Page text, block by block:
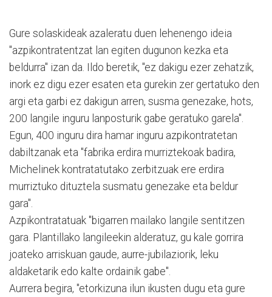
Gure solaskideak azaleratu duen lehenengo ideia
"azpikontratentzat lan egiten dugunon kezka eta
beldurra" izan da. Ildo beretik, "ez dakigu ezer zehatzik,
inork ez digu ezer esaten eta gurekin zer gertatuko den
argi eta garbi ez dakigun arren, susma genezake, hots,
200 langile inguru lanposturik gabe geratuko garela".
Egun, 400 inguru dira hamar inguru azpikontratetan
dabiltzanak eta "fabrika erdira murriztekoak badira,
Michelinek kontratatutako zerbitzuak ere erdira
murriztuko dituztela susmatu genezake eta beldur
gara".
Azpikontratatuak "bigarren mailako langile sentitzen
gara. Plantillako langileekin alderatuz, gu kale gorrira
joateko arriskuan gaude, aurre-jubilaziorik, leku
aldaketarik edo kalte ordainik gabe".
Aurrera begira, "etorkizuna ilun ikusten dugu eta gure